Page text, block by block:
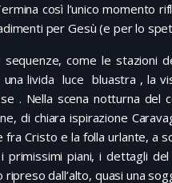
così l’unico momento
per Gesù (e per lo
come le stazioni
livida luce bluastra , la
. Nella scena notturna
di chiara ispirazione
fra Cristo e la folla urlante,
i primissimi piani, i dettagli
dall’alto, quasi una